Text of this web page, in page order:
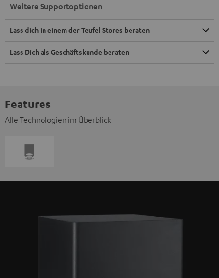
Weitere Supportoptionen
Lass dich in einem der Teufel Stores beraten
Lass Dich als Geschäftskunde beraten
Features
Alle Technologien im Überblick